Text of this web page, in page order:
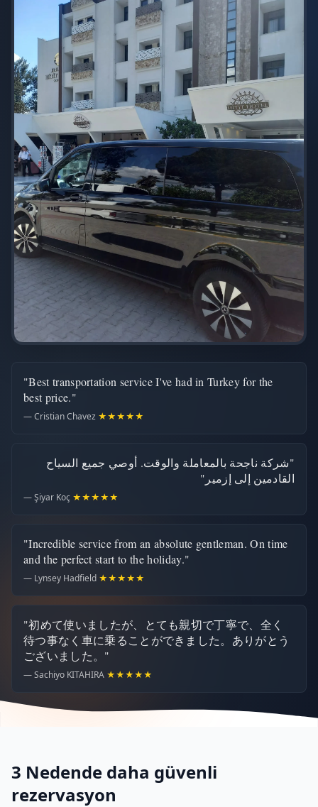
"Best transportation service I've had in Turkey for the
best price."
— Cristian Chavez ★★★★★
"شركة ناجحة بالمعاملة والوقت. أوصي جميع السياح
القادمين إلى إزمير"
— Şiyar Koç ★★★★★
"Incredible service from an absolute gentleman. On time
and the perfect start to the holiday."
— Lynsey Hadfield ★★★★★
"初めて使いましたが、とても親切で丁寧で、全く
待つ事なく車に乗ることができました。ありがとう
ございました。"
— Sachiyo KITAHIRA ★★★★★
3 Nedende daha güvenli
rezervasyon